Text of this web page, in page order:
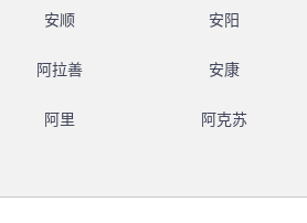
安顺 安阳
阿拉善 安康
阿里 阿克苏